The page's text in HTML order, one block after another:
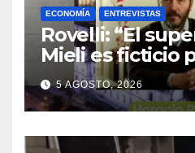
ECONOMÍA ENTREVISTAS
Rovelli: “El
Mieli es ficticio
debemos 480
dólares”
5 AGOSTO, 2026